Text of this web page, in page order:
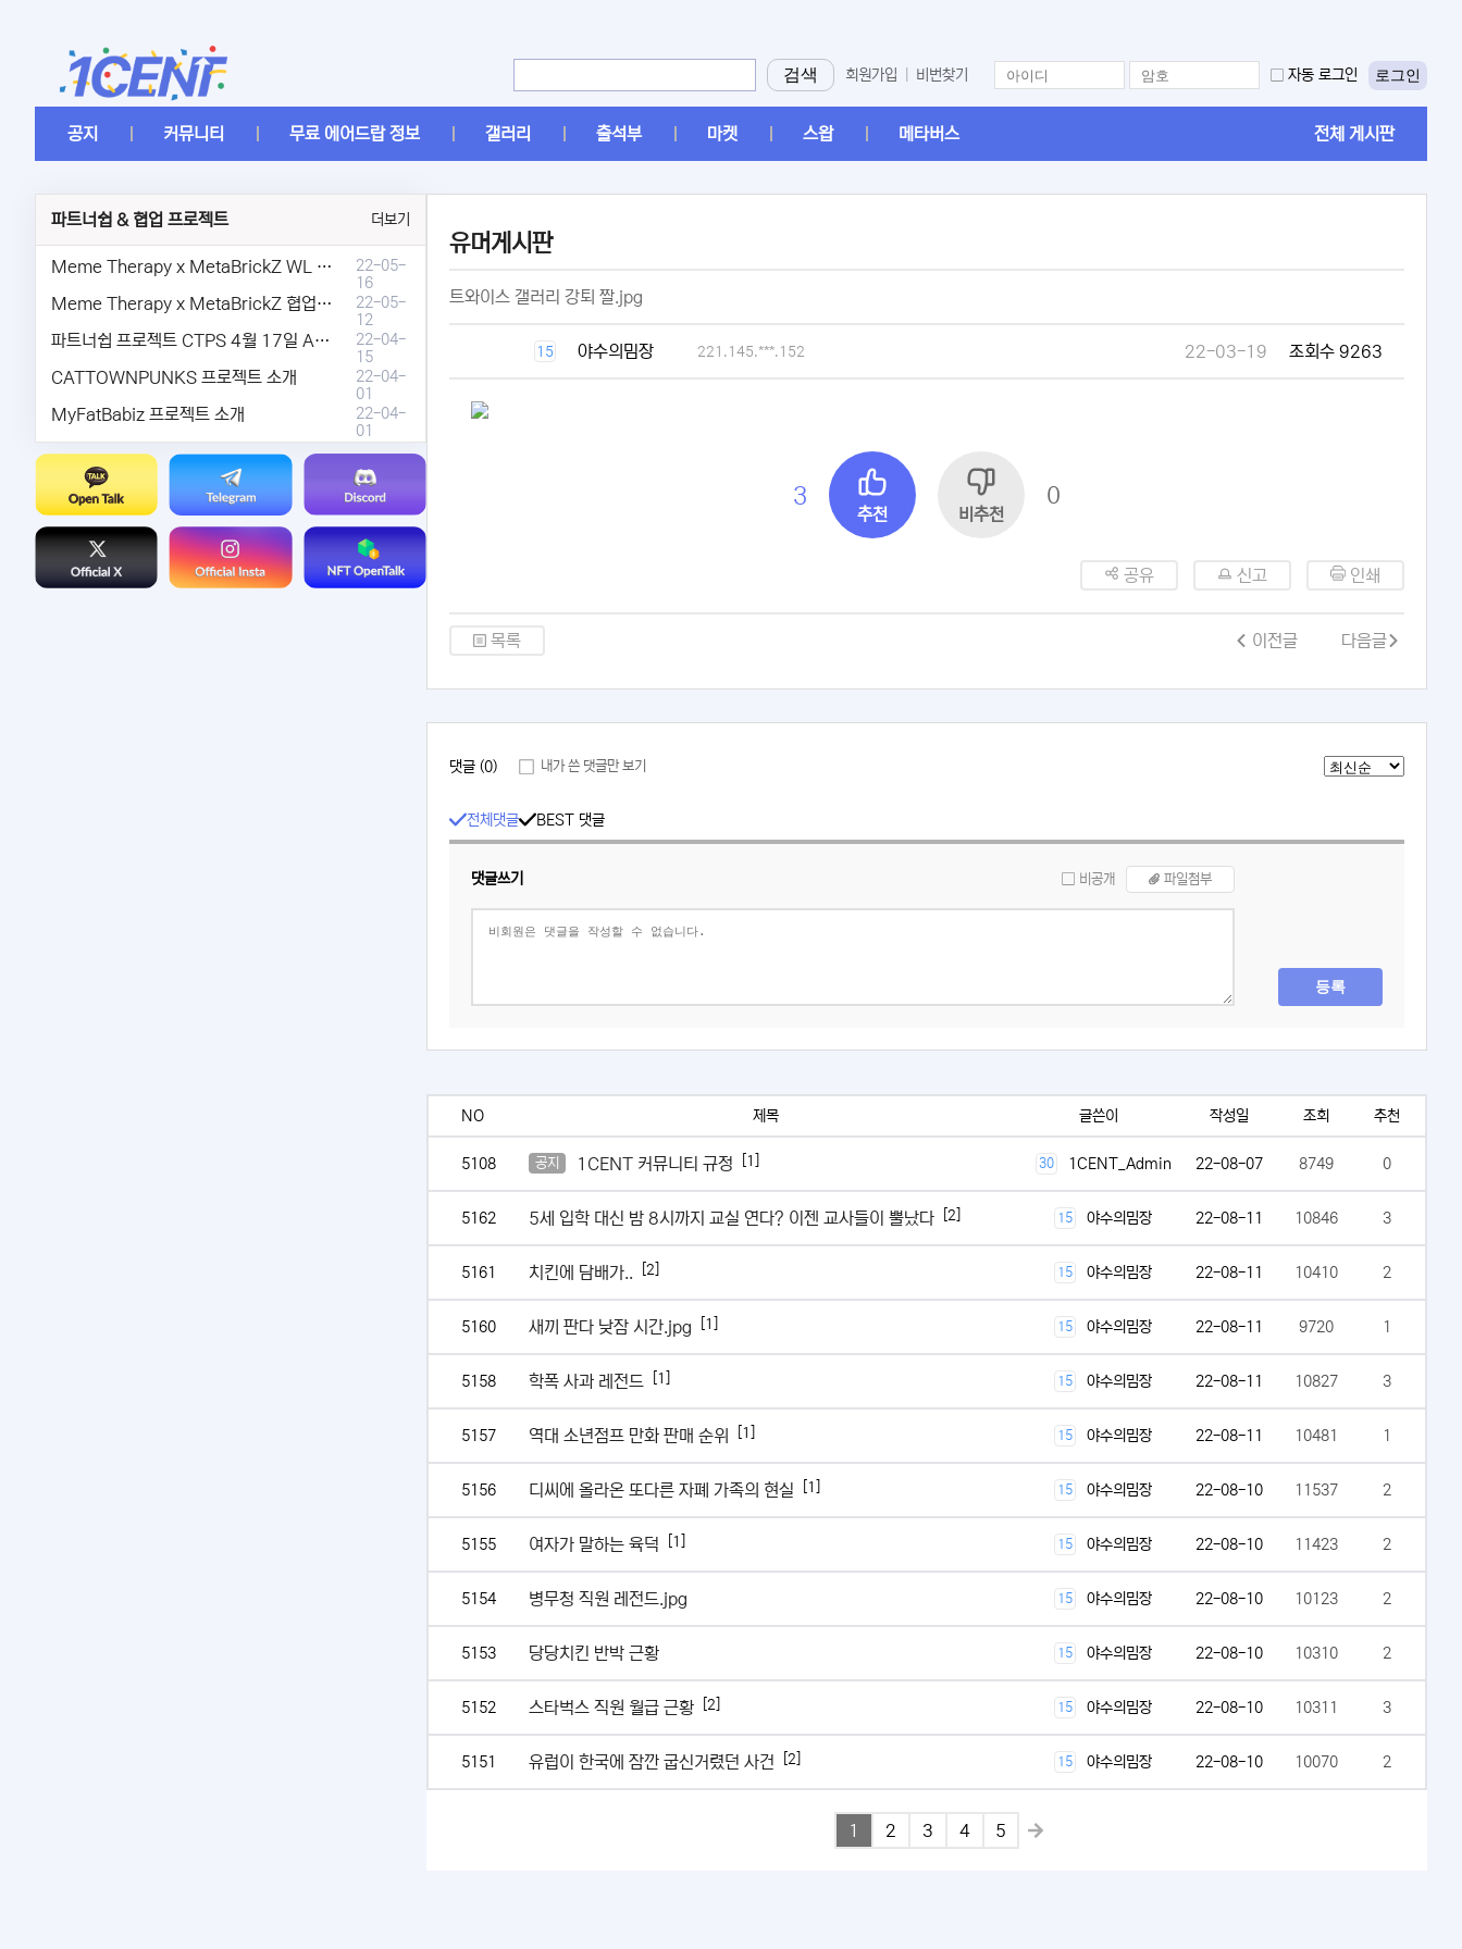
검색 회원가입 비번찾기 자동 로그인 로그인
공지 커뮤니티 무료 에어드랍 정보 갤러리 출석부 마켓 스왑 메타버스 전체 게시판
파트너쉽 & 협업 프로젝트 더보기
Meme Therapy x MetaBrickZ WL & AriDrop 이벤트 결과안내!
22-05-
16
Meme Therapy x MetaBrickZ 협업 & WL , AriDrop 이벤트 안내 [1]
22-05-
12
파트너쉽 프로젝트 CTPS 4월 17일 AMA안내.
22-04-
15
CATTOWNPUNKS 프로젝트 소개
22-04-
01
MyFatBabiz 프로젝트 소개
22-04-
01
유머게시판
트와이스 갤러리 강퇴 짤.jpg
15 야수의밈장 221.145.***.152 22-03-19 조회수 9263
3
추천 비추천
0
공유 신고 인쇄
목록 이전글 다음글
댓글 (0) 내가 쓴 댓글만 보기
전체댓글 BEST 댓글
댓글쓰기 비공개 파일첨부
등록
NO 제목 글쓴이 작성일 조회 추천
5108 공지 1CENT 커뮤니티 규정 [1] 30 1CENT_Admin 22-08-07 8749 0
5162 5세 입학 대신 밤 8시까지 교실 연다? 이젠 교사들이 뿔났다 [2] 15 야수의밈장 22-08-11 10846 3
5161 치킨에 담배가.. [2] 15 야수의밈장 22-08-11 10410 2
5160 새끼 판다 낮잠 시간.jpg [1] 15 야수의밈장 22-08-11 9720 1
5158 학폭 사과 레전드 [1] 15 야수의밈장 22-08-11 10827 3
5157 역대 소년점프 만화 판매 순위 [1] 15 야수의밈장 22-08-11 10481 1
5156 디씨에 올라온 또다른 자폐 가족의 현실 [1] 15 야수의밈장 22-08-10 11537 2
5155 여자가 말하는 육덕 [1] 15 야수의밈장 22-08-10 11423 2
5154 병무청 직원 레전드.jpg 15 야수의밈장 22-08-10 10123 2
5153 당당치킨 반박 근황 15 야수의밈장 22-08-10 10310 2
5152 스타벅스 직원 월급 근황 [2] 15 야수의밈장 22-08-10 10311 3
5151 유럽이 한국에 잠깐 굽신거렸던 사건 [2] 15 야수의밈장 22-08-10 10070 2
1 2 3 4 5